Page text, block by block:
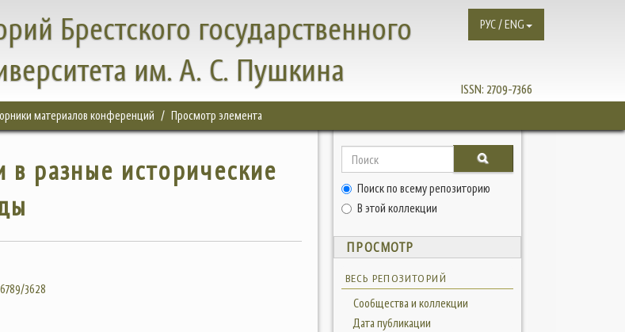
Брестского государственного
им. А. С. Пушкина
ISSN: 2709-7366
РУС / ENG
материалов конференций Просмотр элемента
в разные исторические
3628
Поиск по всему репозиторию
В этой коллекции
ПРОСМОТР
ВЕСЬ РЕПОЗИТОРИЙ
Сообщества и коллекции
Дата публикации